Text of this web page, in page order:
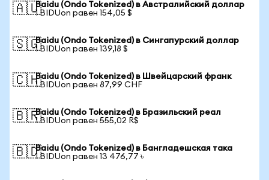
🇦🇺Baidu (Ondo Tokenized) в Австралийский доллар
1 BIDUon равен 154,05 $
🇸🇬Baidu (Ondo Tokenized) в Сингапурский доллар
1 BIDUon равен 139,18 $
🇨🇭Baidu (Ondo Tokenized) в Швейцарский франк
1 BIDUon равен 87,99 CHF
🇧🇷Baidu (Ondo Tokenized) в Бразильский реал
1 BIDUon равен 555,02 R$
🇧🇩Baidu (Ondo Tokenized) в Бангладешская така
1 BIDUon равен 13 476,77 ৳